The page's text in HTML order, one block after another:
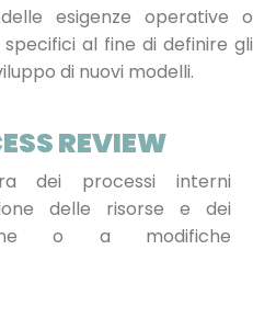
REVIEW
dei processi interni
delle risorse e dei
o a modifiche
esigenze operative o
al fine di definire gli
di nuovi modelli.